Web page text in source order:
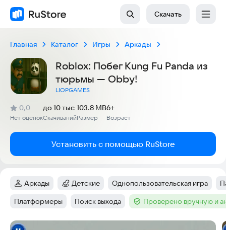
Скачать
Главная Каталог Игры Аркады
Roblox: Побег Kung Fu Panda из
тюрьмы — Obby!
LIOPGAMES
Рейтинг:
0,0
(
Нет оценок
)
Скачиваний
до 10 тыс
Размер
103.8 MB
Возраст
6+
Установить с помощью RuStore
Категория:
Аркады Категория:
Детские Тег:
Однопользовательская игра
Тег:
Платформеры Тег:
Поиск выхода Тег :Проверено вручную и